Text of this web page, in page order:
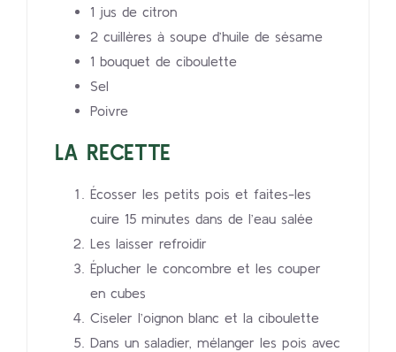
1 jus de citron
2 cuillères à soupe d’huile de sésame
1 bouquet de ciboulette
Sel
Poivre
LA RECETTE
Écosser les petits pois et faites-les
cuire 15 minutes dans de l’eau salée
Les laisser refroidir
Éplucher le concombre et les couper
en cubes
Ciseler l’oignon blanc et la ciboulette
Dans un saladier, mélanger les pois avec